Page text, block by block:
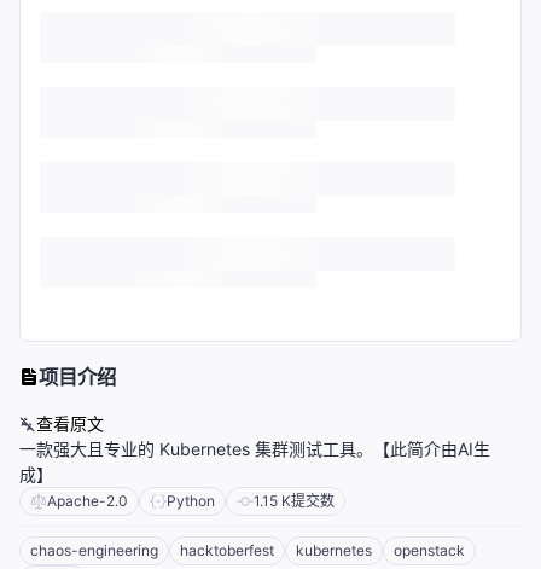
项目介绍
查看原文
一款强大且专业的 Kubernetes 集群测试工具。【此简介由AI生
成】
Apache-2.0 Python 1.15 K提交数
chaos-engineering hacktoberfest kubernetes
openstack